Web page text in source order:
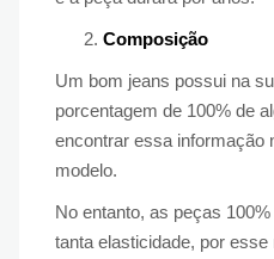
Composição
Um bom jeans possui na
porcentagem de 100% de
encontrar essa informação
modelo.
No entanto, as peças
tanta elasticidade, por